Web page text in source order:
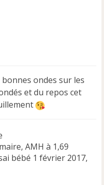
ondes sur les
et du repos cet
AMH à 1,69
bébé 1 février 2017,